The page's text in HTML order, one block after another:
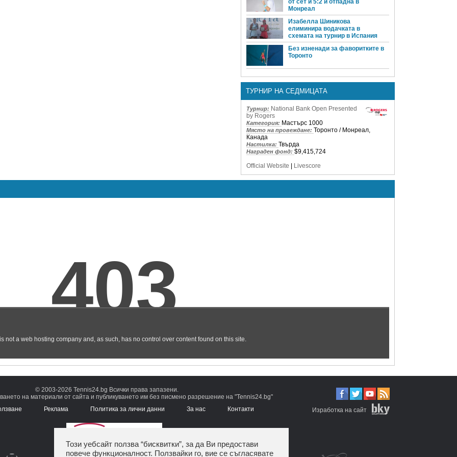
от сет и 5:2 и отпадна в
Монреал
Изабелла Шиникова
елиминира водачката в
схемата на турнир в Испания
Без изненади за фаворитките в
Торонто
ТУРНИР НА СЕДМИЦАТА
Турнир: National Bank Open Presented
by Rogers
Категория: Мастърс 1000
Място на провеждане: Торонто / Монреал,
Канада
Настилка: Твърда
Награден фонд: $9,415,724
Official Website | Livescore
© 2003-2026 Tennis24.bg Всички права запазени.
на материали от сайта и публикуването им без писмено разрешение на "Tennis24.bg"
Реклама Политика за лични данни За нас Контакти Изработка на сайт
Този уебсайт ползва “бисквитки”, за да Ви предостави
повече функционалност. Ползвайки го, вие се съгласявате